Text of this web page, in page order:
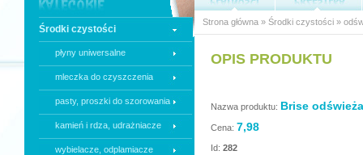
Środki czystości
płyny uniwersalne
mleczka do czyszczenia
pasty, proszki do szorowania
kamień i rdza, udrażniacze
wybielacze, odplamiacze
Strona główna » Środki czystości »
OPIS PRODUKTU
Nazwa produktu: Brise
Cena: 7,98
Id: 282